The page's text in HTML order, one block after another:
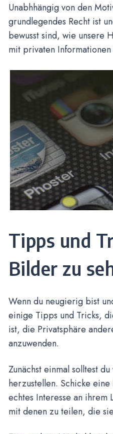
Unabhhängig von den
grundlegendes Recht ist
bewusst sind, wie unsere
mit privaten Informationen
Tipps und
Bilder zu
Wenn du neugierig bist
einige Tipps und Tricks,
ist, die Privatsphäre
anzuwenden.
Zunächst einmal solltest
herzustellen. Schicke
echtes Interesse an
mit denen zu teilen, die